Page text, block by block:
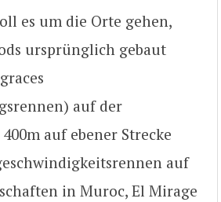
es um die Orte gehen,
ursprünglich gebaut
auf der
auf ebener Strecke
auf
in Muroc, El Mirage